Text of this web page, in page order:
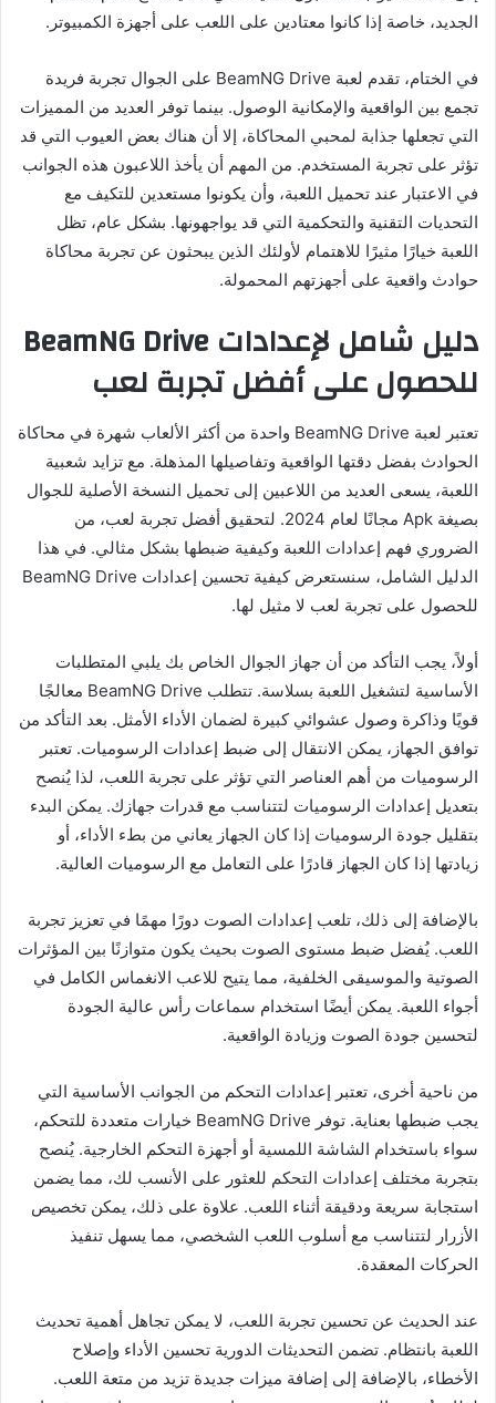
الجديد، خاصة إذا كانوا معتادين على اللعب على أجهزة الكمبيوتر.
في الختام، تقدم لعبة BeamNG Drive على الجوال تجربة فريدة
تجمع بين الواقعية والإمكانية الوصول. بينما توفر العديد من المميزات
التي تجعلها جذابة لمحبي المحاكاة، إلا أن هناك بعض العيوب التي قد
تؤثر على تجربة المستخدم. من المهم أن يأخذ اللاعبون هذه الجوانب
في الاعتبار عند تحميل اللعبة، وأن يكونوا مستعدين للتكيف مع
التحديات التقنية والتحكمية التي قد يواجهونها. بشكل عام، تظل
اللعبة خيارًا مثيرًا للاهتمام لأولئك الذين يبحثون عن تجربة محاكاة
حوادث واقعية على أجهزتهم المحمولة.
دليل شامل لإعدادات BeamNG Drive
للحصول على أفضل تجربة لعب
تعتبر لعبة BeamNG Drive واحدة من أكثر الألعاب شهرة في محاكاة
الحوادث بفضل دقتها الواقعية وتفاصيلها المذهلة. مع تزايد شعبية
اللعبة، يسعى العديد من اللاعبين إلى تحميل النسخة الأصلية للجوال
بصيغة Apk مجانًا لعام 2024. لتحقيق أفضل تجربة لعب، من
الضروري فهم إعدادات اللعبة وكيفية ضبطها بشكل مثالي. في هذا
الدليل الشامل، سنستعرض كيفية تحسين إعدادات BeamNG Drive
للحصول على تجربة لعب لا مثيل لها.
أولاً، يجب التأكد من أن جهاز الجوال الخاص بك يلبي المتطلبات
الأساسية لتشغيل اللعبة بسلاسة. تتطلب BeamNG Drive معالجًا
قويًا وذاكرة وصول عشوائي كبيرة لضمان الأداء الأمثل. بعد التأكد من
توافق الجهاز، يمكن الانتقال إلى ضبط إعدادات الرسوميات. تعتبر
الرسوميات من أهم العناصر التي تؤثر على تجربة اللعب، لذا يُنصح
بتعديل إعدادات الرسوميات لتتناسب مع قدرات جهازك. يمكن البدء
بتقليل جودة الرسوميات إذا كان الجهاز يعاني من بطء الأداء، أو
زيادتها إذا كان الجهاز قادرًا على التعامل مع الرسوميات العالية.
بالإضافة إلى ذلك، تلعب إعدادات الصوت دورًا مهمًا في تعزيز تجربة
اللعب. يُفضل ضبط مستوى الصوت بحيث يكون متوازنًا بين المؤثرات
الصوتية والموسيقى الخلفية، مما يتيح للاعب الانغماس الكامل في
أجواء اللعبة. يمكن أيضًا استخدام سماعات رأس عالية الجودة
لتحسين جودة الصوت وزيادة الواقعية.
من ناحية أخرى، تعتبر إعدادات التحكم من الجوانب الأساسية التي
يجب ضبطها بعناية. توفر BeamNG Drive خيارات متعددة للتحكم،
سواء باستخدام الشاشة اللمسية أو أجهزة التحكم الخارجية. يُنصح
بتجربة مختلف إعدادات التحكم للعثور على الأنسب لك، مما يضمن
استجابة سريعة ودقيقة أثناء اللعب. علاوة على ذلك، يمكن تخصيص
الأزرار لتتناسب مع أسلوب اللعب الشخصي، مما يسهل تنفيذ
الحركات المعقدة.
عند الحديث عن تحسين تجربة اللعب، لا يمكن تجاهل أهمية تحديث
اللعبة بانتظام. تضمن التحديثات الدورية تحسين الأداء وإصلاح
الأخطاء، بالإضافة إلى إضافة ميزات جديدة تزيد من متعة اللعب.